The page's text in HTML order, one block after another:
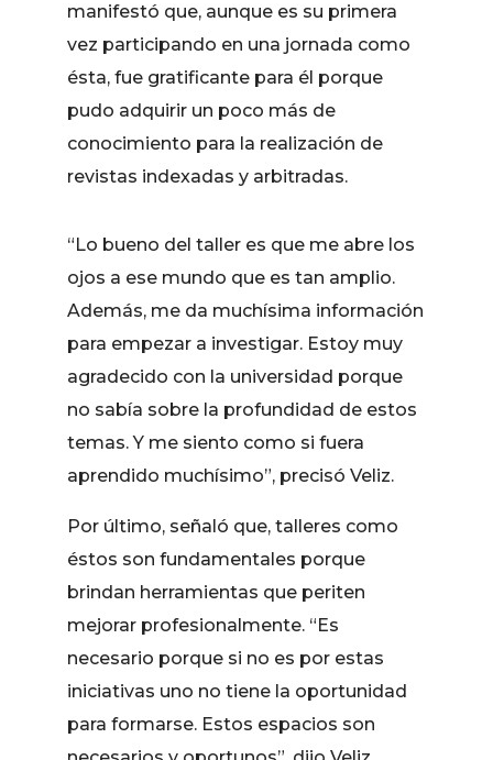
manifestó que, aunque es su primera
vez participando en una jornada como
ésta, fue gratificante para él porque
pudo adquirir un poco más de
conocimiento para la realización de
revistas indexadas y arbitradas.
“Lo bueno del taller es que me abre los
ojos a ese mundo que es tan amplio.
Además, me da muchísima información
para empezar a investigar. Estoy muy
agradecido con la universidad porque
no sabía sobre la profundidad de estos
temas. Y me siento como si fuera
aprendido muchísimo”, precisó Veliz.
Por último, señaló que, talleres como
éstos son fundamentales porque
brindan herramientas que periten
mejorar profesionalmente. “Es
necesario porque si no es por estas
iniciativas uno no tiene la oportunidad
para formarse. Estos espacios son